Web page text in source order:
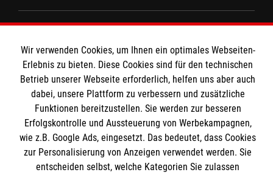
Spenden & Helfen
Angebote & Leistungen
Kursangebote
Mitarbeiten
Informationen
Kontakt
Impressum
Datenschutz
Malteser online
Malteserorden
Wir verwenden Cookies, um Ihnen ein optimales Webseiten-
Erlebnis zu bieten. Diese Cookies sind für den technischen
Betrieb unserer Webseite erforderlich, helfen uns aber auch
dabei, unsere Plattform zu verbessern und zusätzliche
Funktionen bereitzustellen. Sie werden zur besseren
Erfolgskontrolle und Aussteuerung von Werbekampagnen,
wie z.B. Google Ads, eingesetzt. Das bedeutet, dass Cookies
zur Personalisierung von Anzeigen verwendet werden. Sie
entscheiden selbst, welche Kategorien Sie zulassen